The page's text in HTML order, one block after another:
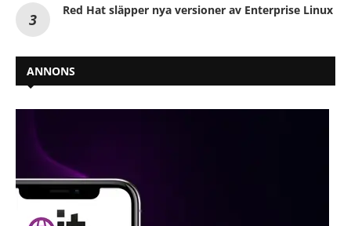
Red Hat släpper nya versioner av Enterprise Linux
ANNONS